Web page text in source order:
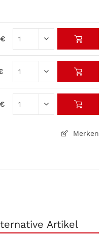
Merken
Artikel